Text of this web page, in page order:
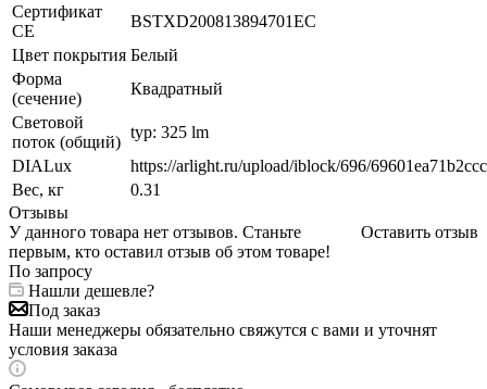
Сертификат
CE
BSTXD200813894701EC
Цвет покрытия Белый
Форма
(сечение)
Квадратный
Световой
поток (общий)
typ: 325 lm
DIALux
https://arlight.ru/upload/iblock/696/
Вес, кг
0.31
Отзывы
Оставить отзыв
У данного товара нет отзывов. Станьте
первым, кто оставил отзыв об этом товаре!
По запросу
Нашли дешевле?
Под заказ
Наши менеджеры обязательно свяжутся с вами и уточнят
условия заказа